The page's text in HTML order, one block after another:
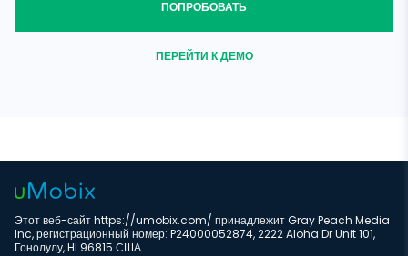
ПОПРОБОВАТЬ
ПЕРЕЙТИ К ДЕМО
Этот веб-сайт https://umobix.com/ принадлежит Gray Peach Media
Inc, регистрационный номер: P24000052874, 2222 Aloha Dr Unit 101,
Гонолулу, HI 96815 США